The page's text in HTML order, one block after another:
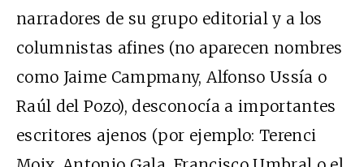
narradores de su grupo editorial y a los
columnistas afines (no aparecen nombres
como Jaime Campmany, Alfonso Ussía o
Raúl del Pozo), desconocía a importantes
escritores ajenos (por ejemplo: Terenci